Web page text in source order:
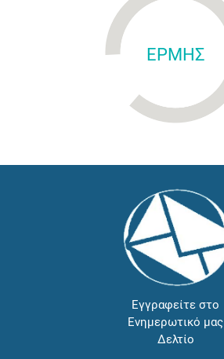
ΕΡΜΗΣ
Εγγραφείτε στο
Ενημερωτικό μας
Δελτίο